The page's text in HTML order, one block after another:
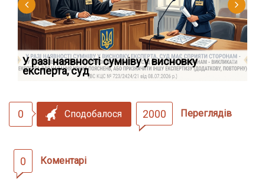
У разі наявності сумніву у висновку
експерта, суд
0 Сподобалося 2000 Переглядів
0 Коментарі